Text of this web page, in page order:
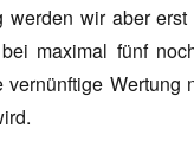
werden wir aber
maximal fünf
vernünftige Wertung